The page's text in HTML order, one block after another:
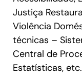
Justiça
Violência
técnicas –
Central de
Estatísticas, etc.